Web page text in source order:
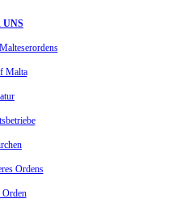
UNS
Malta
Ordens
Orden